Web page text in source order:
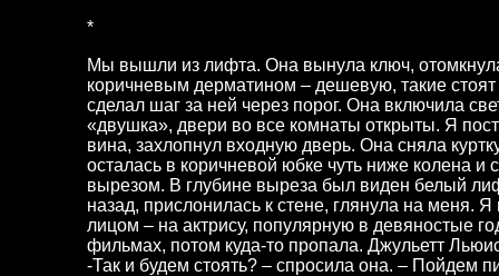
*
Мы вышли из лифта. Она вынула ключ,
коричневым дерматином – дешевую, такие
сделал шаг за ней через порог. Она включила
«двушка», двери во все комнаты открыты. Я
вина, захлопнул входную дверь. Она сняла
осталась в коричневой юбке чуть ниже колена и
вырезом. В глубине выреза был виден белый
назад, прислонилась к стене, глянула на меня.
лицом – на актрису, популярную в девяностые
фильмах, потом куда-то пропала. Джульетт
-Так и будем стоять? – спросила она. – Пойдем